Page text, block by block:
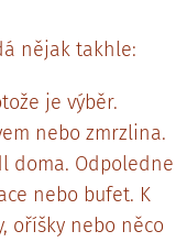
nějak takhle:
je výběr.
nebo zmrzlina.
doma. Odpoledne
nebo bufet. K
oříšky nebo něco